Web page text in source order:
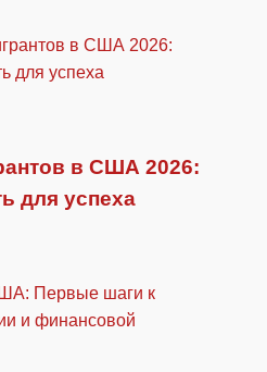
в США 2026:
для успеха